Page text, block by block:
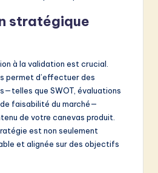
stratégique
à la validation est crucial.
permet d’effectuer des
que SWOT, évaluations
faisabilité du marché—
de votre canevas produit.
est non seulement
et alignée sur des objectifs